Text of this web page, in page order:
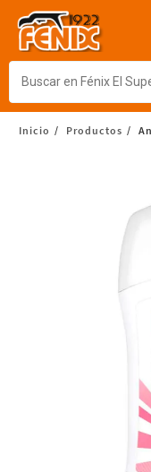
Inicio Productos